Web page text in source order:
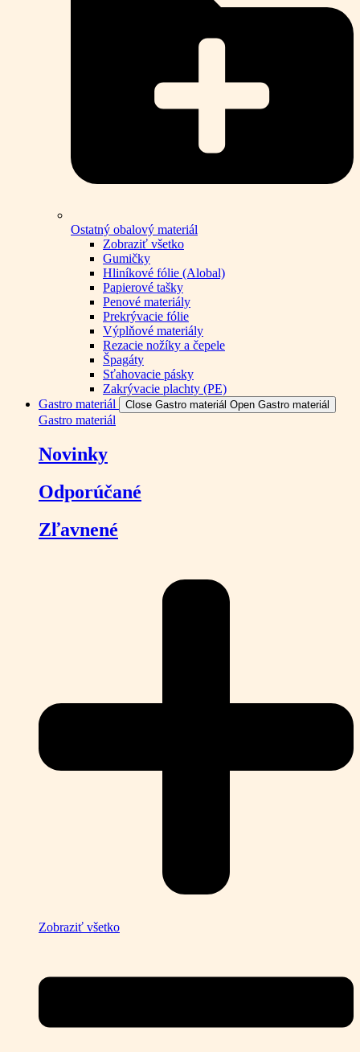
Ostatný obalový materiál
Zobraziť všetko
Gumičky
Hliníkové fólie (Alobal)
Papierové tašky
Penové materiály
Prekrývacie fólie
Výplňové materiály
Rezacie nožíky a čepele
Špagáty
Sťahovacie pásky
Zakrývacie plachty (PE)
Gastro materiál
Close Gastro materiál Open Gastro materiál
Gastro materiál
Novinky
Odporúčané
Zľavnené
Zobraziť všetko